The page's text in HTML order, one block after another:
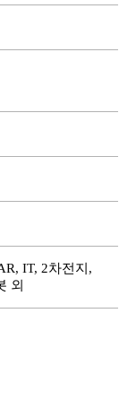
IT, 2차전지,
외